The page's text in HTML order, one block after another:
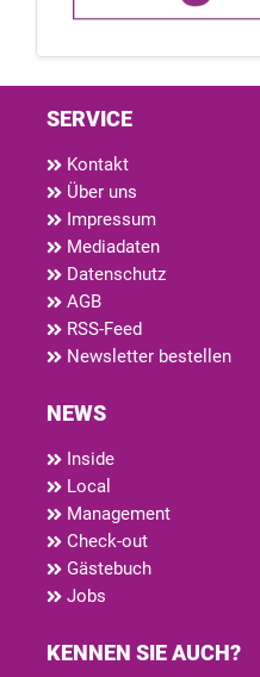
SERVICE
Kontakt
Über uns
Impressum
Mediadaten
Datenschutz
AGB
RSS-Feed
Newsletter bestellen
NEWS
Inside
Local
Management
Check-out
Gästebuch
Jobs
KENNEN SIE AUCH?